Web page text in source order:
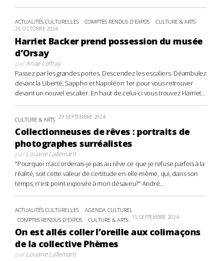
ACTUALITÉS CULTURELLES COMPTES RENDUS D'EXPOS CULTURE & ARTS
20 OCTOBRE 2024
Harriet Backer prend possession du musée
d’Orsay
parAnaë Leffray
Passez par les grandes portes. Descendez les escaliers. Déambulez
devant la Liberté, Sappho et Napoléon 1er pour vous retrouver
devant un nouvel escalier. En haut de celui-ci vous trouvez Harriet...
CULTURE & ARTS 29 SEPTEMBRE 2024
Collectionneuses de rêves : portraits de
photographes surréalistes
parLouane Lallemant
"Pourquoi n'accorderais-je pas au rêve ce que je refuse parfois à la
réalité, soit cette valeur de certitude en elle-même, qui, dans son
temps, n'est point exposée à mon désaveu?" André...
ACTUALITÉS CULTURELLES
AGENDA CULTUREL
COMPTES RENDUS D'EXPOS
CULTURE & ARTS 15 SEPTEMBRE 2024
On est allés coller l’oreille aux colimaçons
de la collective Phèmes
parLouane Lallemant